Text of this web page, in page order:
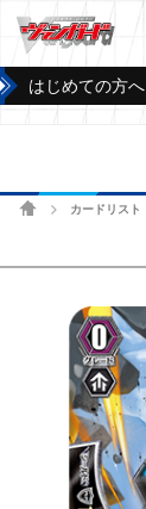
はじめての方へ
ホームカードリスト